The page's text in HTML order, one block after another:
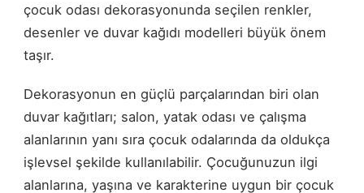
çocuk odası dekorasyonunda seçilen renkler,
desenler ve duvar kağıdı modelleri büyük önem
taşır.
Dekorasyonun en güçlü parçalarından biri olan
duvar kağıtları; salon, yatak odası ve çalışma
alanlarının yanı sıra çocuk odalarında da oldukça
işlevsel şekilde kullanılabilir. Çocuğunuzun ilgi
alanlarına, yaşına ve karakterine uygun bir çocuk